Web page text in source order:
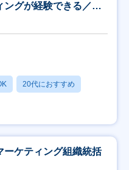
ングが経験できる／研
20代におすすめ
ーケティング組織統括